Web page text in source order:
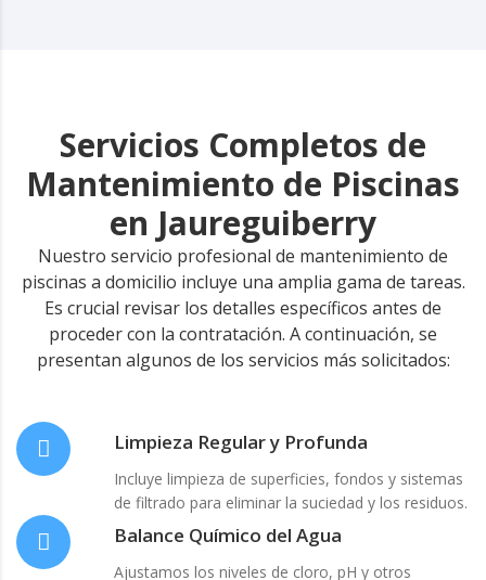
Servicios Completos de
Mantenimiento de Piscinas
en Jaureguiberry
Nuestro servicio profesional de mantenimiento de
piscinas a domicilio incluye una amplia gama de tareas.
Es crucial revisar los detalles específicos antes de
proceder con la contratación. A continuación, se
presentan algunos de los servicios más solicitados:
Limpieza Regular y Profunda
Incluye limpieza de superficies, fondos y sistemas
de filtrado para eliminar la suciedad y los residuos.
Balance Químico del Agua
Ajustamos los niveles de cloro, pH y otros